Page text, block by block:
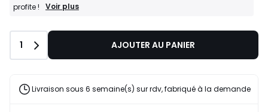
profite !
BONS
-30%
l’achat
articles
Voir plus
Quantité
1 AJOUTER AU PANIER
Livraison sous 6 semaine(s) sur rdv, fabriqué à la demande